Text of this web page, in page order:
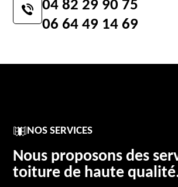
04 82 29 90 75
06 64 49 14 69
NOS SERVICES
Nous proposons des
toiture de haute